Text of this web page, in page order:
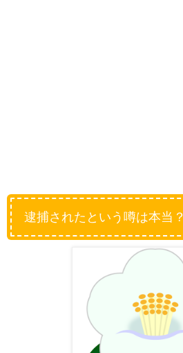
逮捕されたという噂は本当？